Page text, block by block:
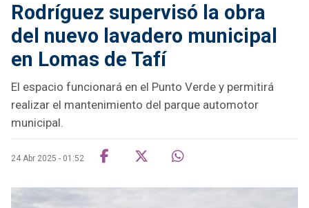
Rodríguez supervisó la obra
del nuevo lavadero municipal
en Lomas de Tafí
El espacio funcionará en el Punto Verde y permitirá
realizar el mantenimiento del parque automotor
municipal.
24 Abr 2025 - 01:52